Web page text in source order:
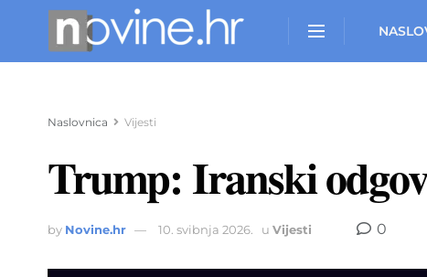
Naslovnica Vijesti
Trump: Iranski
by Novine.hr 10. svibnja 2026. u Vijesti 0